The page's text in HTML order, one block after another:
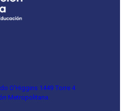
O’Higgins 1449 Torre 4
Metropolitana.